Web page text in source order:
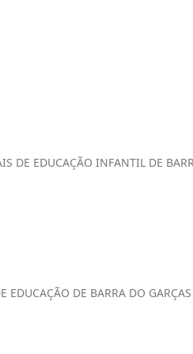
DE EDUCAÇÃO INFANTIL DE
EDUCAÇÃO DE BARRA DO